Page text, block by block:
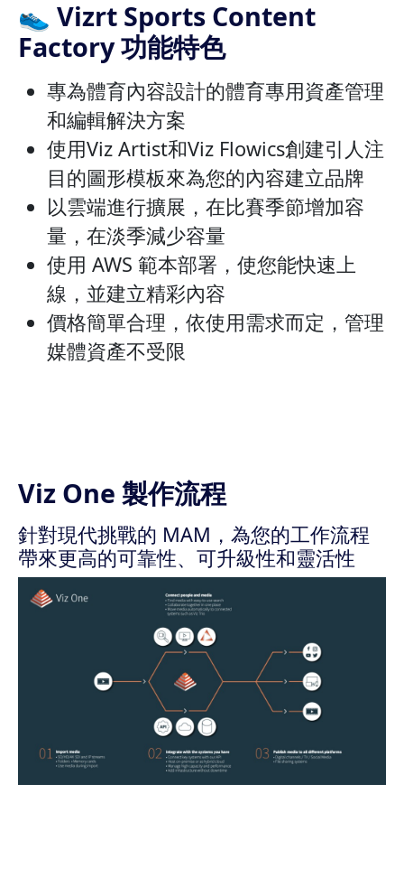
👟 Vizrt Sports Content
Factory 功能特色
專為體育內容設計的體育專用資產管理
和編輯解決方案
使用Viz Artist和Viz Flowics創建引人注
目的圖形模板來為您的內容建立品牌
以雲端進行擴展，在比賽季節增加容
量，在淡季減少容量
使用 AWS 範本部署，使您能快速上
線，並建立精彩內容
價格簡單合理，依使用需求而定，管理
媒體資產不受限
Viz One 製作流程
針對現代挑戰的 MAM，為您的工作流程
帶來更高的可靠性、可升級性和靈活性